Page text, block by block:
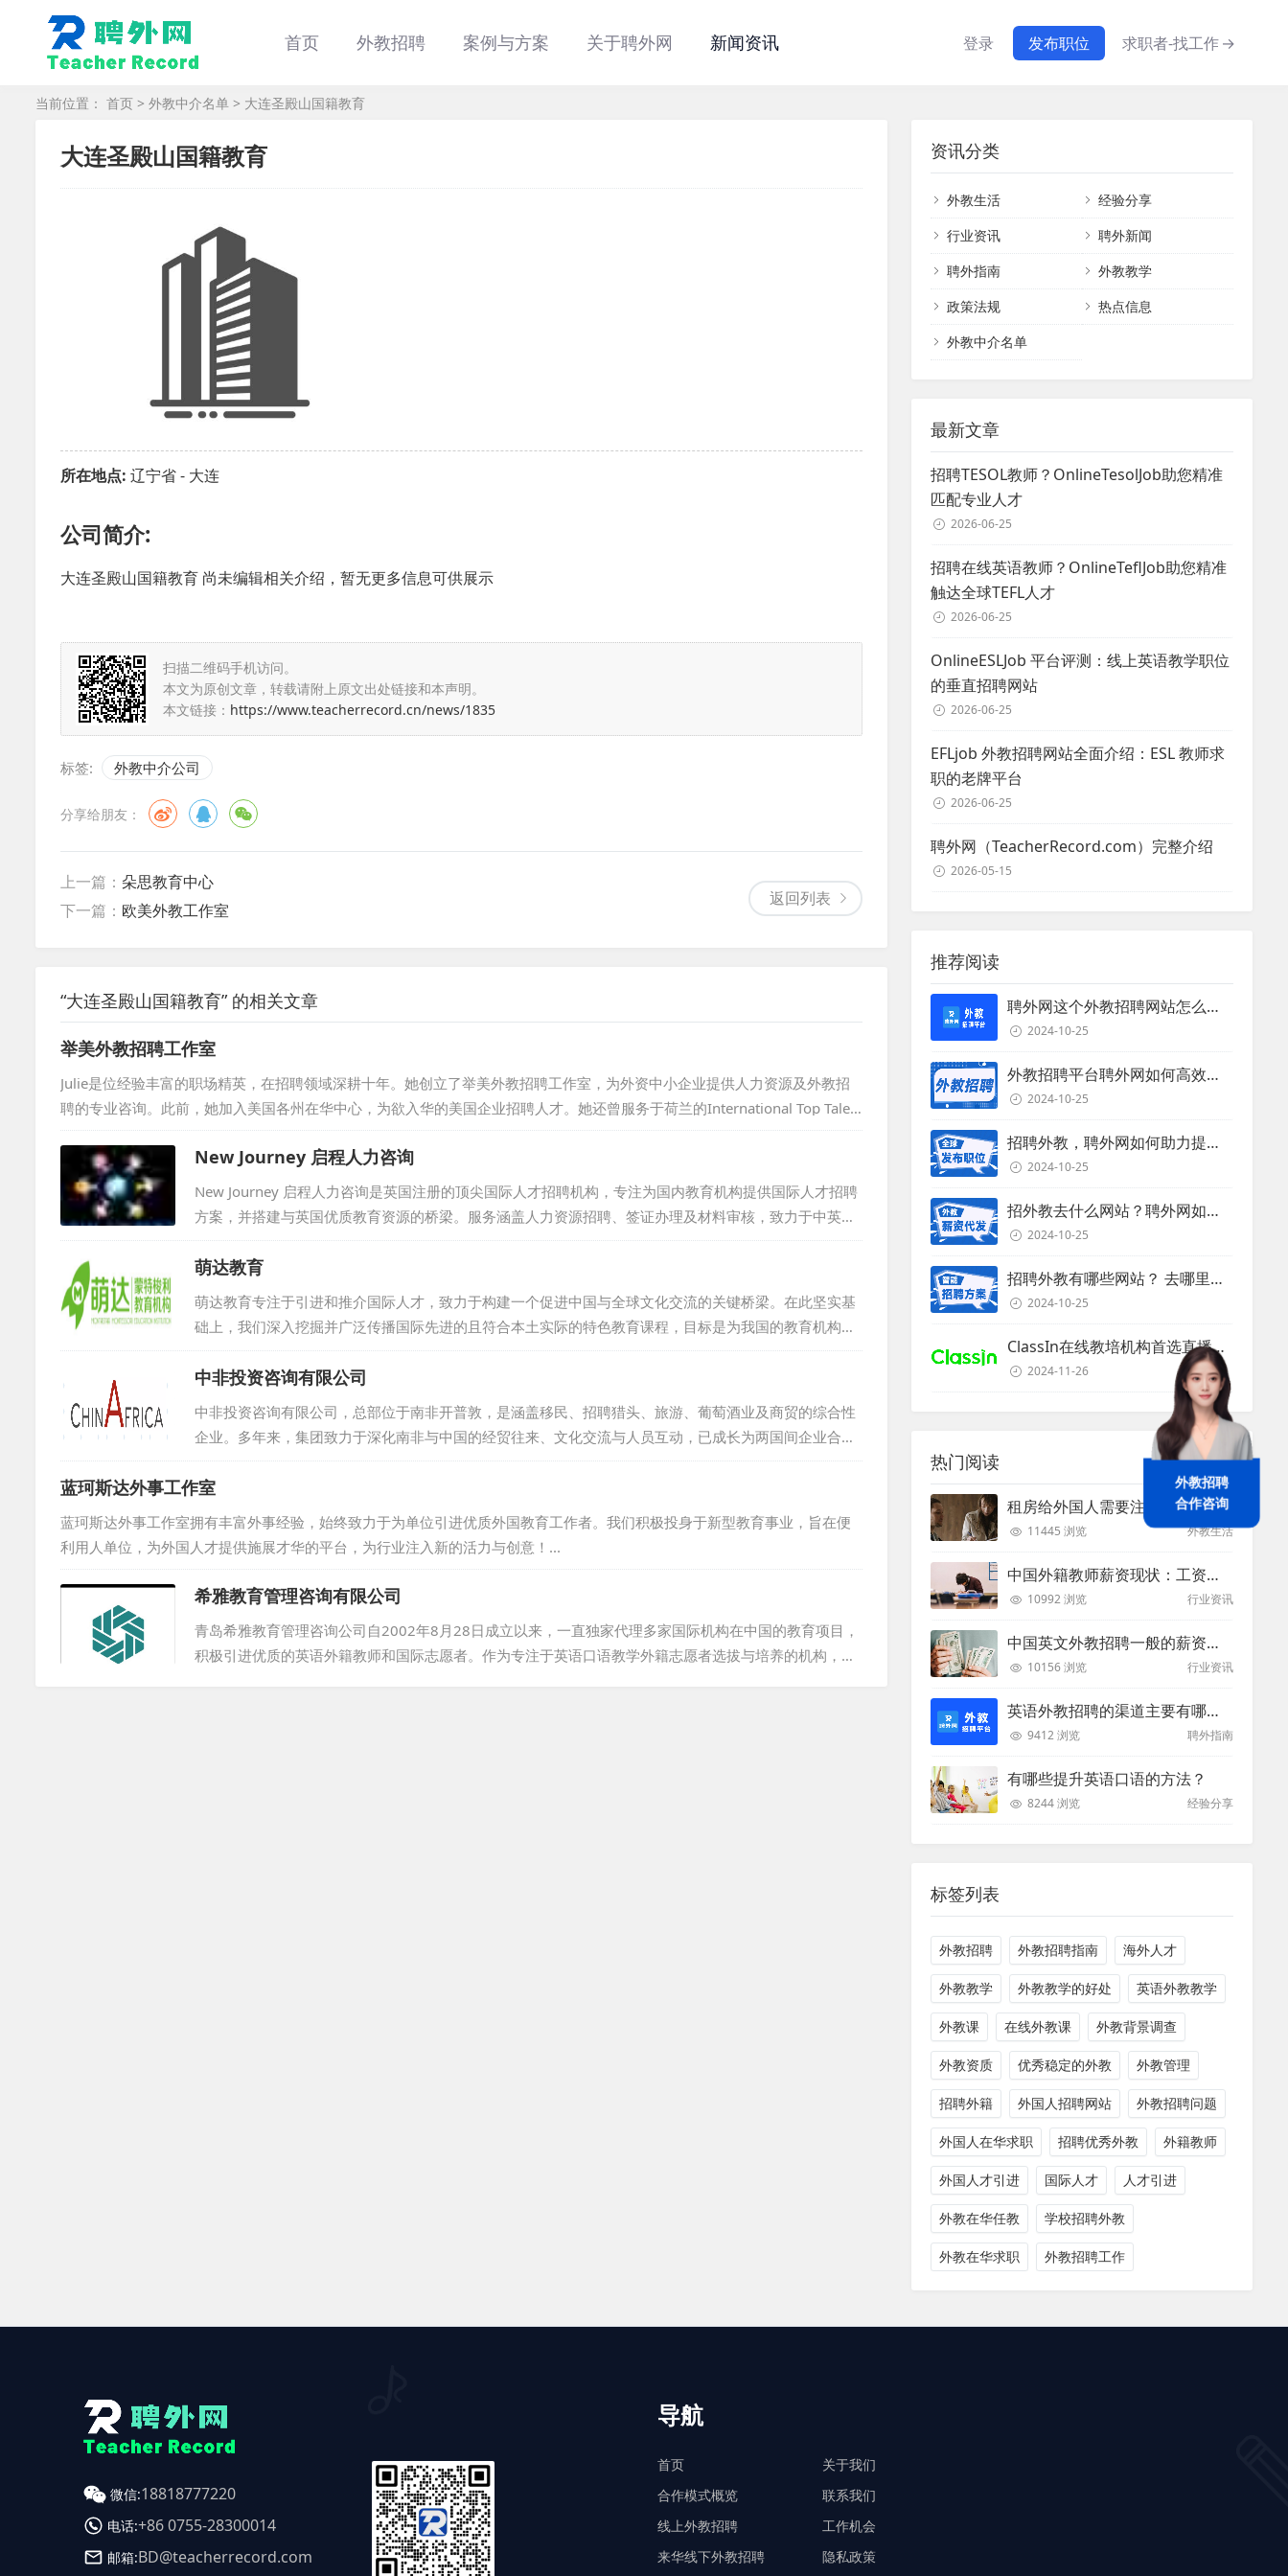
首页 外教招聘 案例与方案 关于聘外网 新闻资讯 登录 发布职位 求职者-找工作→
当前位置： 首页 > 外教中介名单 > 大连圣殿山国籍教育
大连圣殿山国籍教育
所在地点: 辽宁省 - 大连
公司简介:
大连圣殿山国籍教育 尚未编辑相关介绍，暂无更多信息可供展示
扫描二维码手机访问。
本文为原创文章，转载请附上原文出处链接和本声明。
本文链接： https://www.teacherrecord.cn/news/1835
标签: 外教中介公司
分享给朋友：
返回列表
上一篇： 朵思教育中心
下一篇： 欧美外教工作室
“大连圣殿山国籍教育” 的相关文章
举美外教招聘工作室
Julie是位经验丰富的职场精英，在招聘领域深耕十年。她创立了举美外教招聘工作室，为外资中小企业提供人力资源及外教招
聘的专业咨询。此前，她加入美国各州在华中心，为欲入华的美国企业招聘人才。她还曾服务于荷兰的International Top Talen
t，担任项目经理，为荷兰机构和企业招募中国人才。Julie还曾在Stanton Chase担任总监，并在美国凤凰城的私募基金工作。她
还曾在可口可乐中国总部负责策略采购，早期在德国工业公司工作，并在上海财经大学教授英语。Julie毕业于美国雷鸟全球管
理学院，并持有华东师...
New Journey 启程人力咨询
New Journey 启程人力咨询是英国注册的顶尖国际人才招聘机构，专注为国内教育机构提供国际人才招聘
方案，并搭建与英国优质教育资源的桥梁。服务涵盖人力资源招聘、签证办理及材料审核，致力于中英文
化交流推广。通过广告宣传、社交媒体和网站等，实时更新招聘信息，并在英国主流招聘平台投放广
告。...
萌达教育
萌达教育专注于引进和推介国际人才，致力于构建一个促进中国与全球文化交流的关键桥梁。在此坚实基
础上，我们深入挖掘并广泛传播国际先进的且符合本土实际的特色教育课程，目标是为我国的教育机构、
城市、社区、家庭乃至个人提供丰富多彩的教育资源。值得一提的是，我们拥有一个以英语为主要交流语
言的多国语言外籍人才库，这些人才在教育领域具有深厚的积累，能为我国的文化交流与教育事业注入新
的活力与生机。借助这一独特的平台，我们期待进一步加深中国与世界各国之间的交流与理解，携手共
进，推动教育事业繁荣发展。...
中非投资咨询有限公司
中非投资咨询有限公司，总部位于南非开普敦，是涵盖移民、招聘猎头、旅游、葡萄酒业及商贸的综合性
企业。多年来，集团致力于深化南非与中国的经贸往来、文化交流与人员互动，已成长为两国间企业合作
与人员交流的关键纽带。旗下中非投资咨询有限公司，专注于外籍人才招聘、管理、服务及推广，凭借集
团资源，与当地人力资源机构、高校紧密合作，保障外教资源的稳定供应。公司不仅为国内教育机构引进
优质外教，更助力海外人才在中国实现事业与生活梦想，提供全面支持。...
蓝珂斯达外事工作室
蓝珂斯达外事工作室拥有丰富外事经验，始终致力于为单位引进优质外国教育工作者。我们积极投身于新型教育事业，旨在便
利用人单位，为外国人才提供施展才华的平台，为行业注入新的活力与创意！...
希雅教育管理咨询有限公司
青岛希雅教育管理咨询公司自2002年8月28日成立以来，一直独家代理多家国际机构在中国的教育项目，
积极引进优质的英语外籍教师和国际志愿者。作为专注于英语口语教学外籍志愿者选拔与培养的机构，希
资讯分类
外教生活
经验分享
行业资讯
聘外新闻
聘外指南
外教教学
政策法规
热点信息
外教中介名单
最新文章
招聘TESOL教师？OnlineTesolJob助您精准
匹配专业人才
2026-06-25
招聘在线英语教师？OnlineTeflJob助您精准
触达全球TEFL人才
2026-06-25
OnlineESLJob 平台评测：线上英语教学职位
的垂直招聘网站
2026-06-25
EFLjob 外教招聘网站全面介绍：ESL 教师求
职的老牌平台
2026-06-25
聘外网（TeacherRecord.com）完整介绍
2026-05-15
推荐阅读
聘外网这个外教招聘网站怎么样？
2024-10-25
外教招聘平台聘外网如何高效招聘外教？
2024-10-25
招聘外教，聘外网如何助力提升招聘效率？
2024-10-25
招外教去什么网站？聘外网如何助力企业外教招聘
2024-10-25
招聘外教有哪些网站？ 去哪里招聘外教？
2024-10-25
ClassIn在线教培机构首选直播课堂服务商
2024-11-26
热门阅读
租房给外国人需要注意些什么？
11445 浏览 外教生活
中国外籍教师薪资现状：工资和待遇都非常高
10992 浏览 行业资讯
中国英文外教招聘一般的薪资是多少？
10156 浏览 行业资讯
英语外教招聘的渠道主要有哪些？
9412 浏览 聘外指南
有哪些提升英语口语的方法？
8244 浏览 经验分享
标签列表
外教招聘 外教招聘指南 海外人才
外教教学 外教教学的好处 英语外教教学
外教课 在线外教课 外教背景调查
外教资质 优秀稳定的外教 外教管理
招聘外籍 外国人招聘网站 外教招聘问题
外国人在华求职 招聘优秀外教 外籍教师
外国人才引进 国际人才 人才引进
外教在华任教 学校招聘外教
外教在华求职 外教招聘工作
微信:18818777220
电话:+86 0755-28300014
邮箱:BD@teacherrecord.com
导航
首页
合作模式概览
线上外教招聘
来华线下外教招聘
关于我们
联系我们
工作机会
隐私政策
外教招聘
合作咨询